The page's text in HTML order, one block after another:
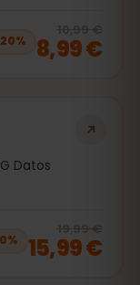
20%
10,99 €
8,99 €
Datos
%
19,99 €
15,99 €